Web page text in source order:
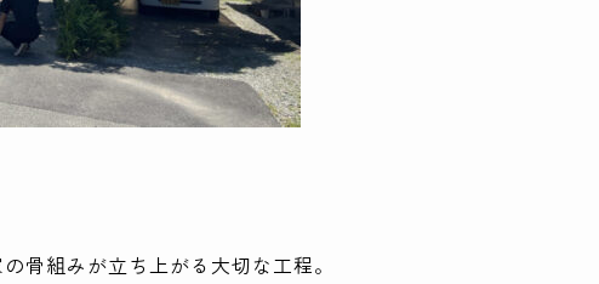
骨組みが立ち上がる大切な工程。